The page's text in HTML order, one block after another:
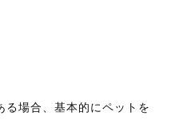
る場合、基本的にペットを